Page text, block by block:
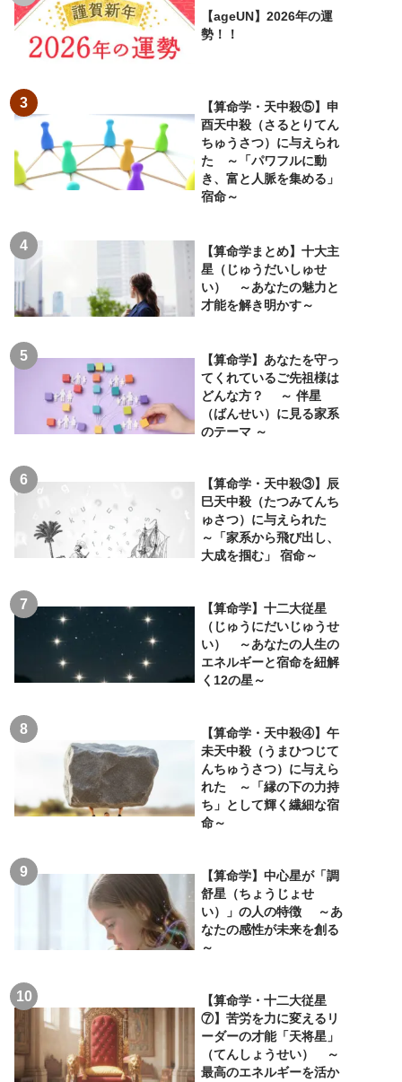
【ageUN】2026年の運
勢！！
【算命学・天中殺⑤】申
酉天中殺（さるとりてん
ちゅうさつ）に与えられ
た ～「パワフルに動
き、富と人脈を集める」
宿命～
【算命学まとめ】十大主
星（じゅうだいしゅせ
い） ～あなたの魅力と
才能を解き明かす～
【算命学】あなたを守っ
てくれているご先祖様は
どんな方？ ～ 伴星
（ばんせい）に見る家系
のテーマ ～
【算命学・天中殺③】辰
巳天中殺（たつみてんち
ゅさつ）に与えられた
～「家系から飛び出し、
大成を掴む」 宿命～
【算命学】十二大従星
（じゅうにだいじゅうせ
い） ～あなたの人生の
エネルギーと宿命を紐解
く12の星～
【算命学・天中殺④】午
未天中殺（うまひつじて
んちゅうさつ）に与えら
れた ～「縁の下の力持
ち」として輝く繊細な宿
命～
【算命学】中心星が「調
舒星（ちょうじょせ
い）」の人の特徴 ～あ
なたの感性が未来を創る
～
【算命学・十二大従星
⑦】苦労を力に変えるリ
ーダーの才能「天将星」
（てんしょうせい） ～
最高のエネルギーを活か